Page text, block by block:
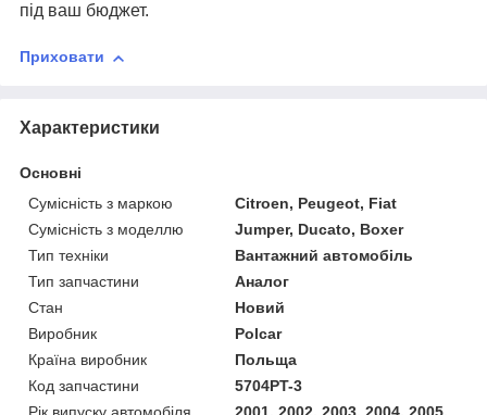
під ваш бюджет.
Приховати
Характеристики
Основні
Сумісність з маркою
Citroen, Peugeot, Fiat
Сумісність з моделлю
Jumper, Ducato, Boxer
Тип техніки
Вантажний автомобіль
Тип запчастини
Аналог
Стан
Новий
Виробник
Polcar
Країна виробник
Польща
Код запчастини
5704PT-3